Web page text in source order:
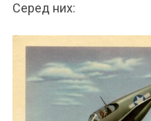
Серед них: